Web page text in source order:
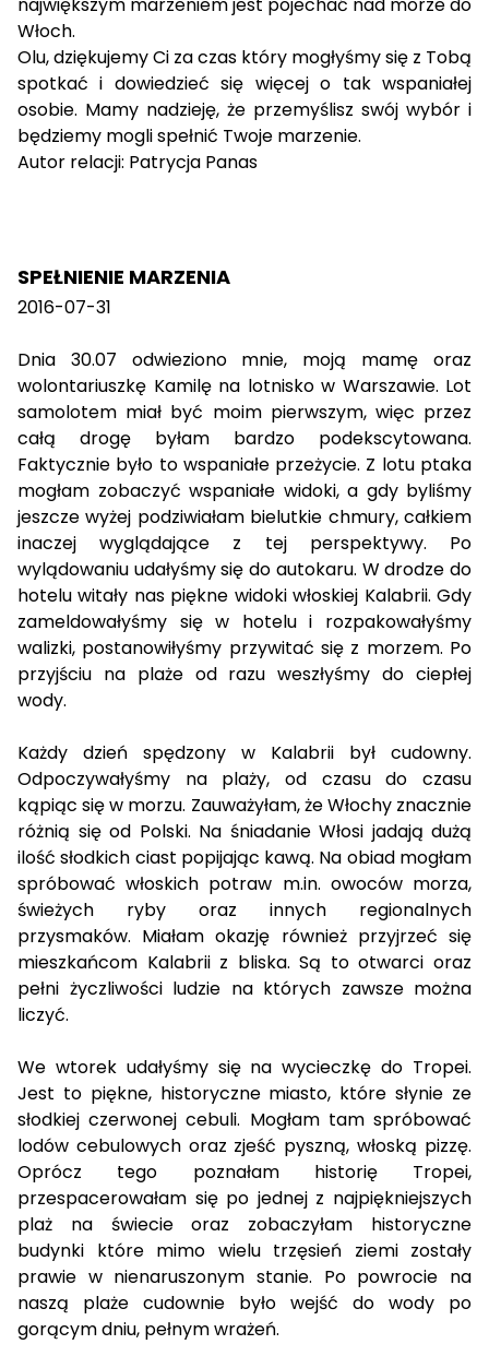
największym marzeniem jest pojechać nad morze do
Włoch.
Olu, dziękujemy Ci za czas który mogłyśmy się z Tobą
spotkać i dowiedzieć się więcej o tak wspaniałej
osobie. Mamy nadzieję, że przemyślisz swój wybór i
będziemy mogli spełnić Twoje marzenie.
Autor relacji: Patrycja Panas
SPEŁNIENIE MARZENIA
2016-07-31
Dnia 30.07 odwieziono mnie, moją mamę oraz
wolontariuszkę Kamilę na lotnisko w Warszawie. Lot
samolotem miał być moim pierwszym, więc przez
całą drogę byłam bardzo podekscytowana.
Faktycznie było to wspaniałe przeżycie. Z lotu ptaka
mogłam zobaczyć wspaniałe widoki, a gdy byliśmy
jeszcze wyżej podziwiałam bielutkie chmury, całkiem
inaczej wyglądające z tej perspektywy. Po
wylądowaniu udałyśmy się do autokaru. W drodze do
hotelu witały nas piękne widoki włoskiej Kalabrii. Gdy
zameldowałyśmy się w hotelu i rozpakowałyśmy
walizki, postanowiłyśmy przywitać się z morzem. Po
przyjściu na plaże od razu weszłyśmy do ciepłej
wody.
Każdy dzień spędzony w Kalabrii był cudowny.
Odpoczywałyśmy na plaży, od czasu do czasu
kąpiąc się w morzu. Zauważyłam, że Włochy znacznie
różnią się od Polski. Na śniadanie Włosi jadają dużą
ilość słodkich ciast popijając kawą. Na obiad mogłam
spróbować włoskich potraw m.in. owoców morza,
świeżych ryby oraz innych regionalnych
przysmaków. Miałam okazję również przyjrzeć się
mieszkańcom Kalabrii z bliska. Są to otwarci oraz
pełni życzliwości ludzie na których zawsze można
liczyć.
We wtorek udałyśmy się na wycieczkę do Tropei.
Jest to piękne, historyczne miasto, które słynie ze
słodkiej czerwonej cebuli. Mogłam tam spróbować
lodów cebulowych oraz zjeść pyszną, włoską pizzę.
Oprócz tego poznałam historię Tropei,
przespacerowałam się po jednej z najpiękniejszych
plaż na świecie oraz zobaczyłam historyczne
budynki które mimo wielu trzęsień ziemi zostały
prawie w nienaruszonym stanie. Po powrocie na
naszą plaże cudownie było wejść do wody po
gorącym dniu, pełnym wrażeń.